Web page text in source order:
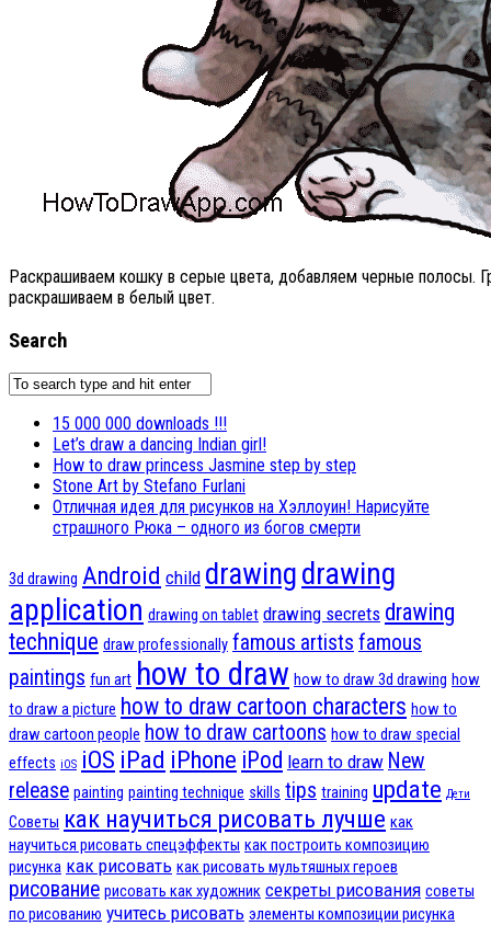
Раскрашиваем кошку в серые цвета, добавляем черные полосы.
раскрашиваем в белый цвет.
Search
15 000 000 downloads !!!
Let’s draw a dancing Indian girl!
How to draw princess Jasmine step by step
Stone Art by Stefano Furlani
Отличная идея для рисунков на Хэллоуин! Нарисуйте
страшного Рюка – одного из богов смерти
3d drawing Android child drawingdrawing
application drawing on tablet drawing secrets drawing
technique draw professionally famous artists famous
paintings fun art how to draw how to draw 3d drawing how
to draw a picture how to draw cartoon characters how to
draw cartoon people how to draw cartoons how to draw special
effects iOS iOS iPad iPhone iPod learn to draw New
release painting painting technique skills tips training update Дети
Советы как научиться рисовать лучше как
научиться рисовать спецэффекты как построить композицию
рисунка как рисовать как рисовать мультяшных героев
рисование рисовать как художник секреты рисования советы
по рисованию учитесь рисовать элементы композиции рисунка